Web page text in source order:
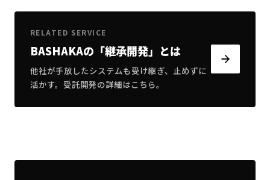
RELATED SERVICE
BASHAKAの「継承開発」とは
他社が手放したシステムも受け継ぎ、止めずに
活かす。受託開発の詳細はこちら。